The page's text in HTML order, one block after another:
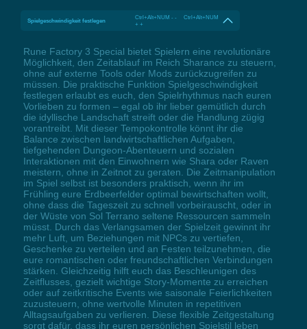
Spielgeschwindigkeit festlegen
Ctrl+Alt+NUM - - Ctrl+Alt+NUM
+ +
Rune Factory 3 Special bietet Spielern eine revolutionäre
Möglichkeit, den Zeitablauf im Reich Sharance zu steuern,
ohne auf externe Tools oder Mods zurückzugreifen zu
müssen. Die praktische Funktion Spielgeschwindigkeit
festlegen erlaubt es euch, den Spielrhythmus nach euren
Vorlieben zu formen – egal ob ihr lieber gemütlich durch
die idyllische Landschaft streift oder die Handlung zügig
vorantreibt. Mit dieser Tempokontrolle könnt ihr die
Balance zwischen landwirtschaftlichen Aufgaben,
tiefgehenden Dungeon-Abenteuern und sozialen
Interaktionen mit den Einwohnern wie Shara oder Raven
meistern, ohne in Zeitnot zu geraten. Die Zeitmanipulation
im Spiel selbst ist besonders praktisch, wenn ihr im
Frühling eure Erdbeerfelder optimal bewirtschaften wollt,
ohne dass die Tageszeit zu schnell vorbeirauscht, oder in
der Wüste von Sol Terrano seltene Ressourcen sammeln
müsst. Durch das Verlangsamen der Spielzeit gewinnt ihr
mehr Luft, um Beziehungen mit NPCs zu vertiefen,
Geschenke zu verteilen und an Festen teilzunehmen, die
eure romantischen oder freundschaftlichen Verbindungen
stärken. Gleichzeitig hilft euch das Beschleunigen des
Zeitflusses, gezielt wichtige Story-Momente zu erreichen
oder auf zeitkritische Events wie saisonale Feierlichkeiten
zuzusteuern, ohne wertvolle Minuten in repetitiven
Alltagsaufgaben zu verlieren. Diese flexible Zeitgestaltung
sorgt dafür, dass ihr euren persönlichen Spielstil leben